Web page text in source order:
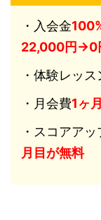
・入会金10
22,000円→0
・体験レッス
・月会費1ヶ
・スコアアッ
月目が無料